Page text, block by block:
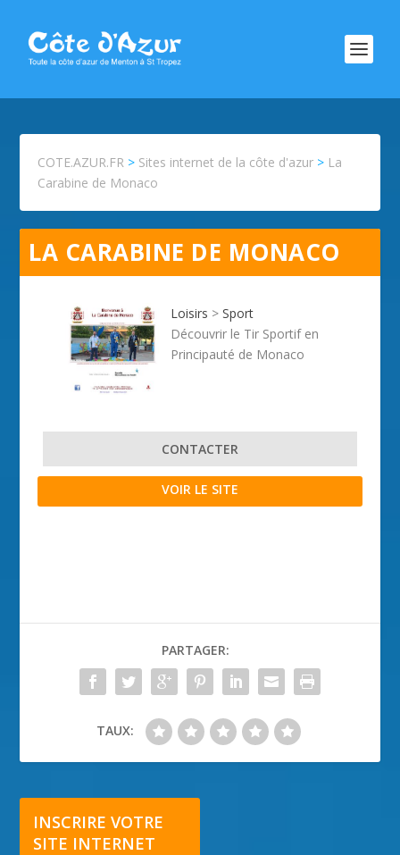
COTE.AZUR.FR > Sites internet de la côte d'azur > La
Carabine de Monaco
LA CARABINE DE MONACO
Loisirs >Sport
Découvrir le Tir Sportif en
Principauté de Monaco
CONTACTER
VOIR LE SITE
PARTAGER:
TAUX:
INSCRIRE VOTRE
SITE INTERNET